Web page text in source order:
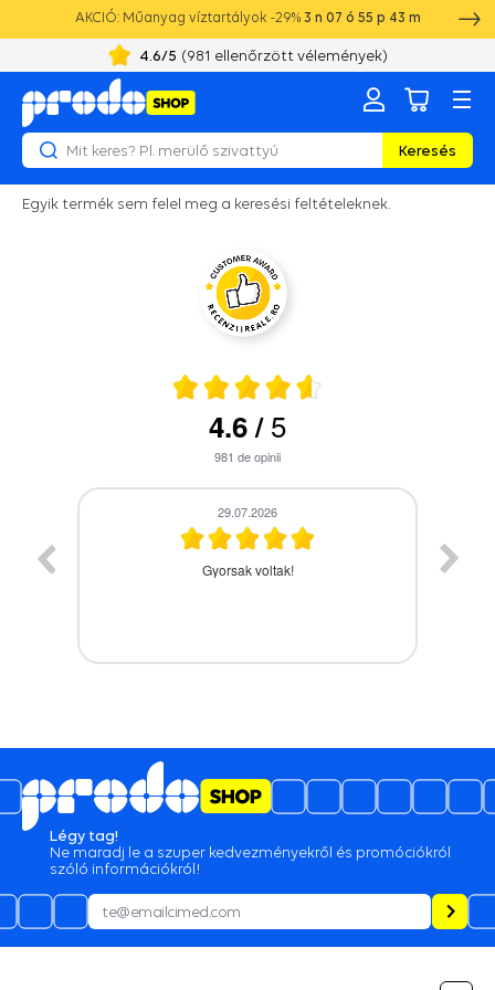
AKCIÓ: Műanyag víztartályok -29% 3 n 07 ó 55 p 43 m
4.6/5 (981 ellenőrzött vélemények)
Keresés
Egyik termék sem felel meg a keresési feltételeknek.
4.6/5
981 de opinii
Gyorsak voltak! A termék időbe
Légy tag!
Ne maradj le a szuper kedvezményekről és promóciókról
szóló információkról!